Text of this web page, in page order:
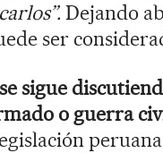
Dejando
ser
sigue
o guerra